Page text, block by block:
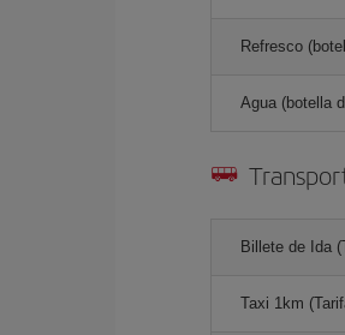
Refresco
Agua (botella
Billete de Ida
Taxi 1km